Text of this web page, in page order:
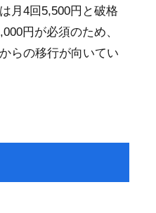
月4回5,500円と破格
円が必須のため、
らの移行が向いてい